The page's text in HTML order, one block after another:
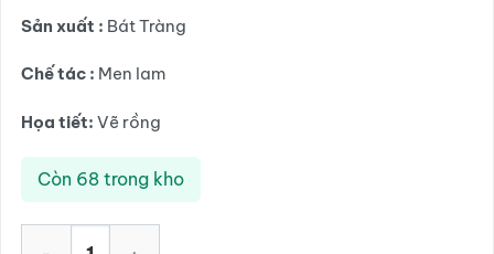
Sản xuất : Bát Tràng
Chế tác : Men lam
Họa tiết: Vẽ rồng
Còn 68 trong kho